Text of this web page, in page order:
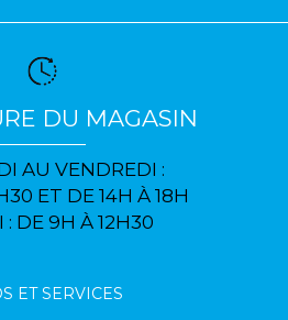
DU MAGASIN
AU VENDREDI :
ET DE 14H À 18H
: DE 9H À 12H30
ET SERVICES